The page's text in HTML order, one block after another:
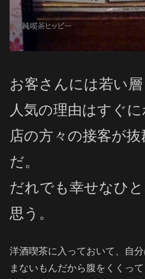
お客さんには若い層
人気の理由はすぐに
店の方々の接客が
だ。
だれでも幸せなひ
思う。
洋酒喫茶に入っておいて、自
まないもんだから腹をくくっ